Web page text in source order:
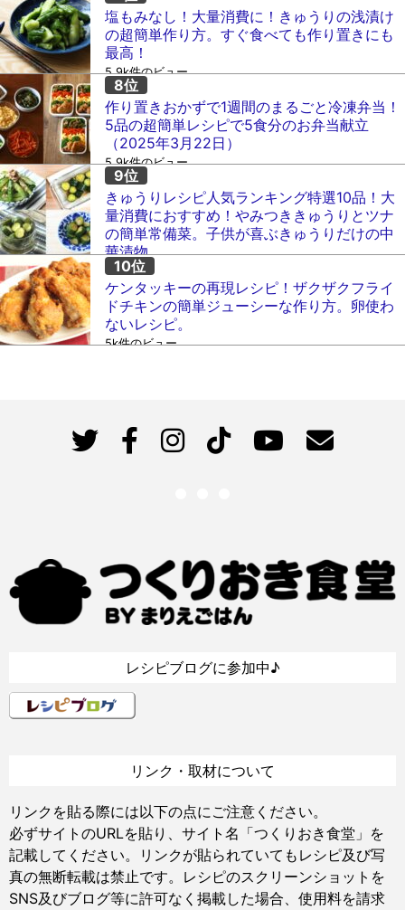
塩もみなし！大量消費に！きゅうりの浅漬け
の超簡単作り方。すぐ食べても作り置きにも
最高！
5.9k件のビュー
作り置きおかずで1週間のまるごと冷凍弁当！
5品の超簡単レシピで5食分のお弁当献立
（2025年3月22日）
5.9k件のビュー
きゅうりレシピ人気ランキング特選10品！大
量消費におすすめ！やみつききゅうりとツナ
の簡単常備菜。子供が喜ぶきゅうりだけの中
華漬物。
5.1k件のビュー
ケンタッキーの再現レシピ！ザクザクフライ
ドチキンの簡単ジューシーな作り方。卵使わ
ないレシピ。
5k件のビュー
レシピブログに参加中♪
リンク・取材について
リンクを貼る際には以下の点にご注意ください。
必ずサイトのURLを貼り、サイト名「つくりおき食堂」を
記載してください。リンクが貼られていてもレシピ及び写
真の無断転載は禁止です。レシピのスクリーンショットを
SNS及びブログ等に許可なく掲載した場合、使用料を請求